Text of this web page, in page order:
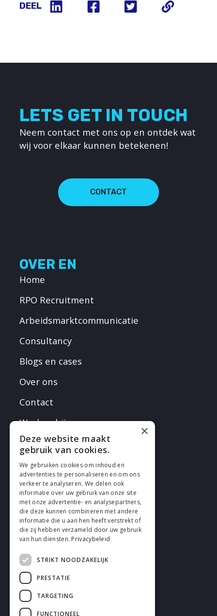
DEEL
LETS GET IN TOUCH
Neem contact met ons op en ontdek wat
wij voor elkaar kunnen betekenen!
CONTACT
OVER EN
Home
RPO Recruitment
Arbeidsmarktcommunicatie
Consultancy
Blogs en cases
Over ons
Contact
Werken bij
VOLG EN
Cookies
Privacy
Disclaimer
×
Deze website maakt
gebruik van cookies.
We gebruiken cookies om inhoud en
advertenties te personaliseren en om ons
verkeer te analyseren. We delen ook
informatie over uw gebruik van onze site
met onze advertentie- en analysepartners,
die deze kunnen combineren met andere
informatie die u aan hen heeft verstrekt of
die zij hebben verzameld door uw gebruik
van hun diensten. Privacybeleid
STRIKT NOODZAKELIJK
PRESTATIE
TARGETING
FUNCTIONEEL